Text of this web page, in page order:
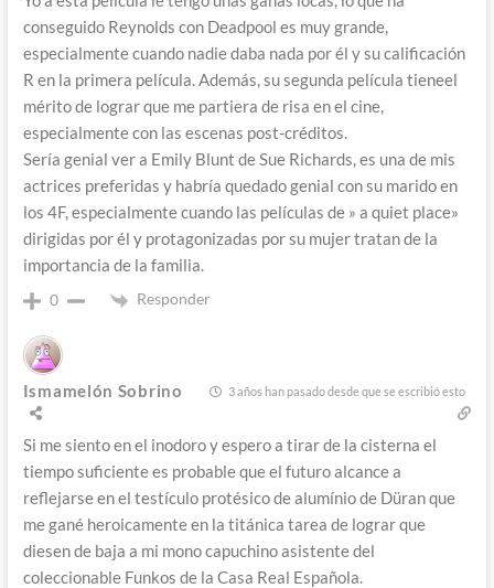
conseguido Reynolds con Deadpool es muy grande,
especialmente cuando nadie daba nada por él y su calificación
R en la primera película. Además, su segunda película tieneel
mérito de lograr que me partiera de risa en el cine,
especialmente con las escenas post-créditos.
Sería genial ver a Emily Blunt de Sue Richards, es una de mis
actrices preferidas y habría quedado genial con su marido en
los 4F, especialmente cuando las películas de » a quiet place»
dirigidas por él y protagonizadas por su mujer tratan de la
importancia de la familia.
0 Responder
Ismamelón Sobrino 3 años han pasado desde que se escribió esto
Si me siento en el inodoro y espero a tirar de la cisterna el
tiempo suficiente es probable que el futuro alcance a
reflejarse en el testículo protésico de alumínio de Düran que
me gané heroicamente en la titánica tarea de lograr que
diesen de baja a mi mono capuchino asistente del
coleccionable Funkos de la Casa Real Española.